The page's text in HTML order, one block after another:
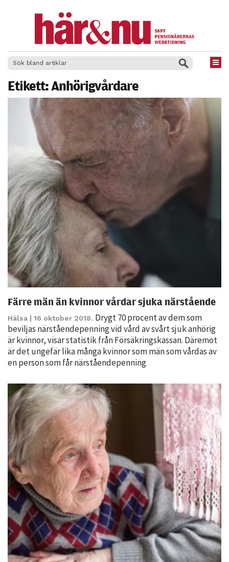
Etikett:Anhörigvårdare
Färre män än kvinnor vårdar sjuka närstående
Hälsa | 16 oktober 2018. Drygt 70 procent av dem som
beviljas närståendepenning vid vård av svårt sjuk anhörig
är kvinnor, visar statistik från Försäkringskassan. Däremot
är det ungefär lika många kvinnor som män som vårdas av
en person som får närståendepenning
Nödvändiga
Dessa kakor
går inte att
välja bort. De
behövs för
att hemsidan
över huvud
Statistik
För att vi ska
kunna
förbättra
hemsidans
funktionalitet
och
uppbyggnad,